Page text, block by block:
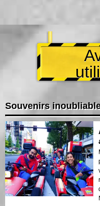
Souvenirs